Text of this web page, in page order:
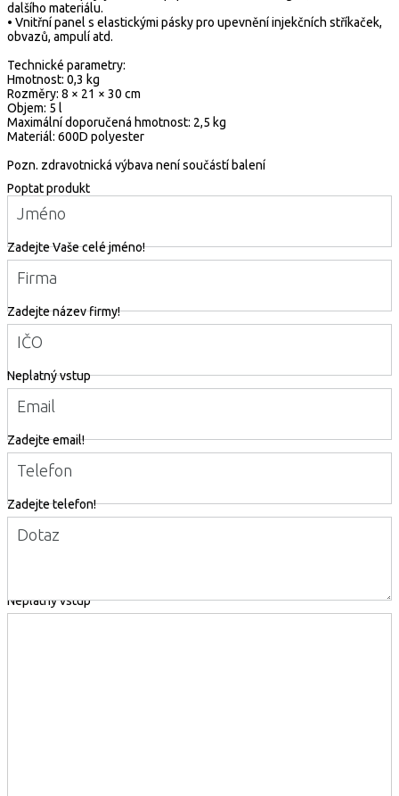
dalšího materiálu.
• Vnitřní panel s elastickými pásky pro upevnění injekčních stříkaček,
obvazů, ampulí atd.
Technické parametry:
Hmotnost: 0,3 kg
Rozměry: 8 × 21 × 30 cm
Objem: 5 l
Maximální doporučená hmotnost: 2,5 kg
Materiál: 600D polyester
Pozn. zdravotnická výbava není součástí balení
Poptat produkt
Jméno
Zadejte Vaše celé jméno!
Firma
Zadejte název firmy!
IČO
Neplatný vstup
Email
Zadejte email!
Telefon
Zadejte telefon!
Dotaz
Neplatný vstup